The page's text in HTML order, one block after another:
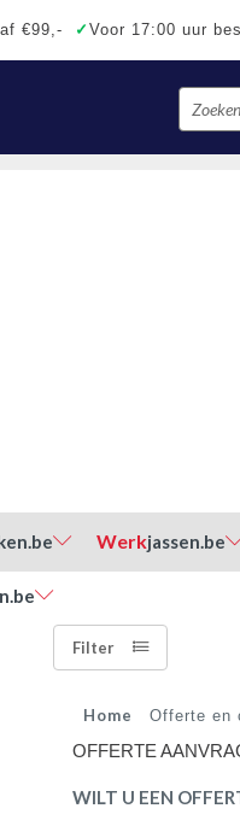
€99,- ✓ Voor 17:00 uur
Werkjassen.be
Filter
Home Offerte en
OFFERTE
WILT U EEN